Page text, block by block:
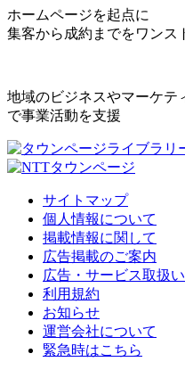
ホームページを起点に
集客から成約までをワンス
地域のビジネスやマーケテ
で事業活動を支援
サイトマップ
個人情報について
掲載情報に関して
広告掲載のご案内
広告・サービス取扱
利用規約
お知らせ
運営会社について
緊急時はこちら